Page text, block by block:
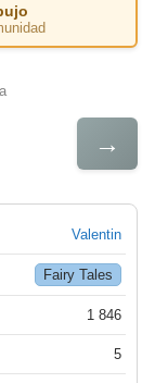
→
Valentin
Fairy Tales
1 846
5